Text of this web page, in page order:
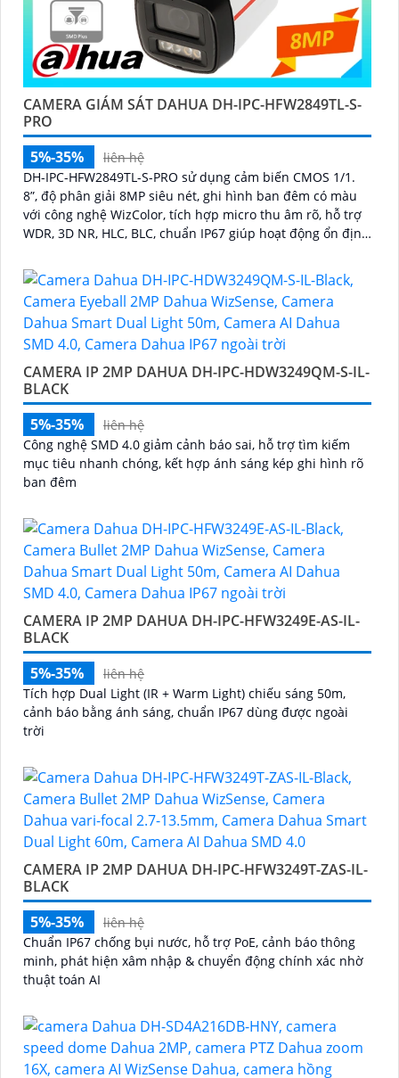
CAMERA GIÁM SÁT DAHUA DH-IPC-HFW2849TL-S-
PRO
5%-35%
liên hệ
DH-IPC-HFW2849TL-S-PRO sử dụng cảm biến CMOS 1/1.
8”, độ phân giải 8MP siêu nét, ghi hình ban đêm có màu
với công nghệ WizColor, tích hợp micro thu âm rõ, hỗ trợ
WDR, 3D NR, HLC, BLC, chuẩn IP67 giúp hoạt động ổn định
CAMERA IP 2MP DAHUA DH-IPC-HDW3249QM-S-IL-
BLACK
5%-35%
liên hệ
Công nghệ SMD 4.0 giảm cảnh báo sai, hỗ trợ tìm kiếm
mục tiêu nhanh chóng, kết hợp ánh sáng kép ghi hình rõ
ban đêm
CAMERA IP 2MP DAHUA DH-IPC-HFW3249E-AS-IL-
BLACK
5%-35%
liên hệ
Tích hợp Dual Light (IR + Warm Light) chiếu sáng 50m,
cảnh báo bằng ánh sáng, chuẩn IP67 dùng được ngoài
trời
CAMERA IP 2MP DAHUA DH-IPC-HFW3249T-ZAS-IL-
BLACK
5%-35%
liên hệ
Chuẩn IP67 chống bụi nước, hỗ trợ PoE, cảnh báo thông
minh, phát hiện xâm nhập & chuyển động chính xác nhờ
thuật toán AI